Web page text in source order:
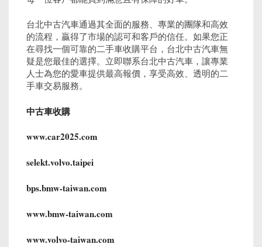
台北中古汽車通過其全面的服務、專業的團隊和高效
的流程，贏得了市場的認可和客戶的信任。如果您正
在尋找一個可靠的二手車收購平台，台北中古汽車無
疑是您最佳的選擇。立即聯系台北中古汽車，讓專業
人士為您的愛車提供最高報價，享受高效、透明的二
手車交易服務。
中古車收購
www.car2025.com
selekt.volvo.taipei
bps.bmw-taiwan.com
www.bmw-taiwan.com
www.volvo-taiwan.com